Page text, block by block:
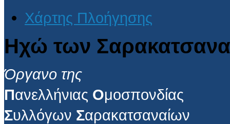
Χάρτης Πλοήγησης
Ηχώ των
Όργανο της
Πανελλήνιας Ομοσπονδίας
Συλλόγων Σαρακατσαναίων